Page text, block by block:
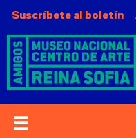
Suscríbete al boletín